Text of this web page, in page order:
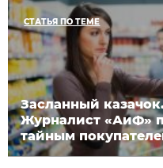
СТАТЬЯ ПО ТЕМЕ
Засланный
Журналист «АиФ»
тайным